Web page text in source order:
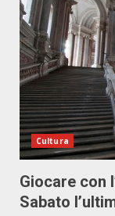
Cultura
Giocare con
Sabato